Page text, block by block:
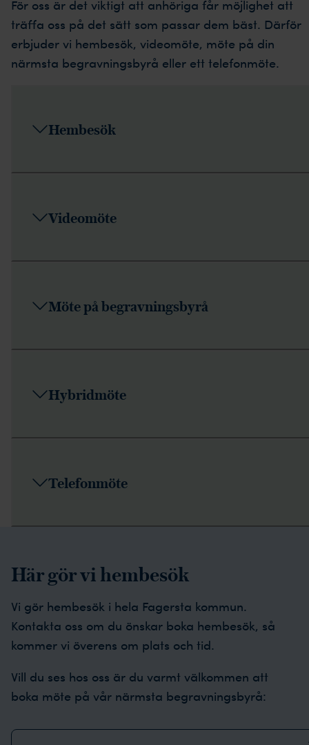
För oss är det viktigt att anhöriga får möjlighet att
träffa oss på det sätt som passar dem bäst. Därför
erbjuder vi hembesök, videomöte, möte på din
närmsta begravningsbyrå eller ett telefonmöte.
Hembesök
Videomöte
Möte på begravningsbyrå
Hybridmöte
Telefonmöte
Här gör vi hembesök
Vi gör hembesök i hela Fagersta kommun.
Kontakta oss om du önskar boka hembesök, så
kommer vi överens om plats och tid.
Vill du ses hos oss är du varmt välkommen att
boka möte på vår närmsta begravningsbyrå: